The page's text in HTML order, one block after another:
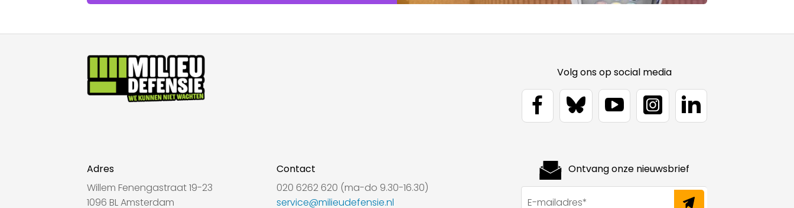
Volg ons op social media
Adres
Willem Fenengastraat 19-23
1096 BL Amsterdam
Contact
020 6262 620 (ma-do 9.30-16.30)
service@milieudefensie.nl
Ontvang onze nieuwsbrief